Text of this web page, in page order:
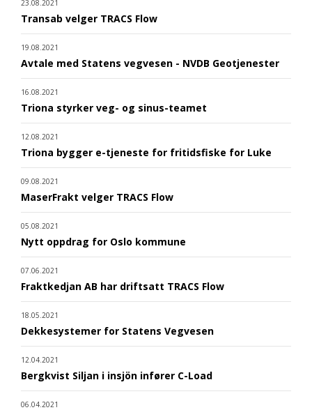
23.08.2021
Transab velger TRACS Flow
19.08.2021
Avtale med Statens vegvesen - NVDB Geotjenester
16.08.2021
Triona styrker veg- og sinus-teamet
12.08.2021
Triona bygger e-tjeneste for fritidsfiske for Luke
09.08.2021
MaserFrakt velger TRACS Flow
05.08.2021
Nytt oppdrag for Oslo kommune
07.06.2021
Fraktkedjan AB har driftsatt TRACS Flow
18.05.2021
Dekkesystemer for Statens Vegvesen
12.04.2021
Bergkvist Siljan i insjön infører C-Load
06.04.2021